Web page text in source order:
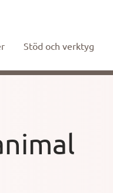
Stöd och verktyg